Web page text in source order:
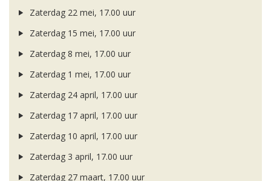
Zaterdag 22 mei, 17.00 uur
Zaterdag 15 mei, 17.00 uur
Zaterdag 8 mei, 17.00 uur
Zaterdag 1 mei, 17.00 uur
Zaterdag 24 april, 17.00 uur
Zaterdag 17 april, 17.00 uur
Zaterdag 10 april, 17.00 uur
Zaterdag 3 april, 17.00 uur
Zaterdag 27 maart, 17.00 uur